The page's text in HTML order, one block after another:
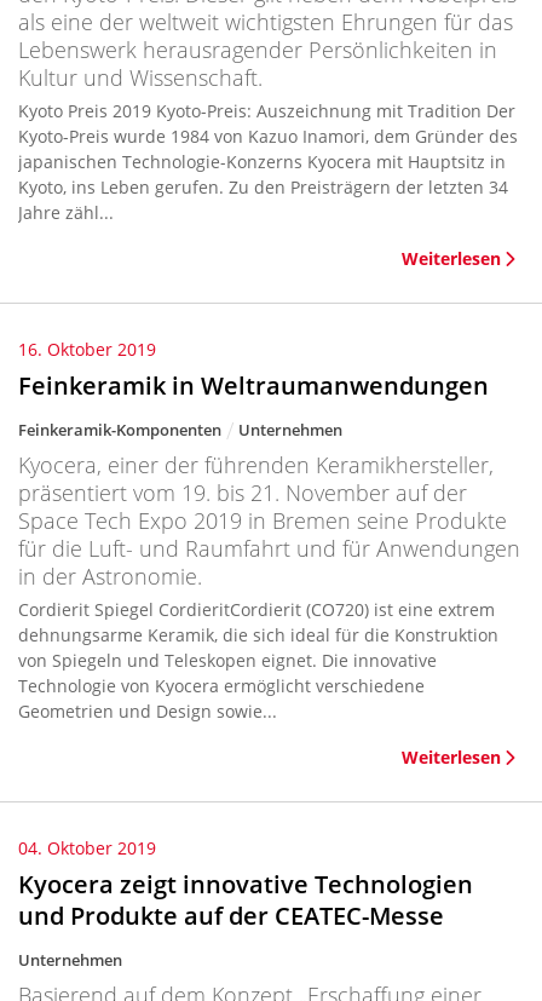
als eine der weltweit wichtigsten Ehrungen für das
Lebenswerk herausragender Persönlichkeiten in
Kultur und Wissenschaft.
Kyoto Preis 2019 Kyoto-Preis: Auszeichnung mit Tradition Der
Kyoto-Preis wurde 1984 von Kazuo Inamori, dem Gründer des
japanischen Technologie-Konzerns Kyocera mit Hauptsitz in
Kyoto, ins Leben gerufen. Zu den Preisträgern der letzten 34
Jahre zähl...
Weiterlesen
16. Oktober 2019
Feinkeramik in Weltraumanwendungen
Feinkeramik-Komponenten Unternehmen
Kyocera, einer der führenden Keramikhersteller,
präsentiert vom 19. bis 21. November auf der
Space Tech Expo 2019 in Bremen seine Produkte
für die Luft- und Raumfahrt und für Anwendungen
in der Astronomie.
Cordierit Spiegel CordieritCordierit (CO720) ist eine extrem
dehnungsarme Keramik, die sich ideal für die Konstruktion
von Spiegeln und Teleskopen eignet. Die innovative
Technologie von Kyocera ermöglicht verschiedene
Geometrien und Design sowie...
Weiterlesen
04. Oktober 2019
Kyocera zeigt innovative Technologien
und Produkte auf der CEATEC-Messe
Unternehmen
Basierend auf dem Konzept „Erschaffung einer